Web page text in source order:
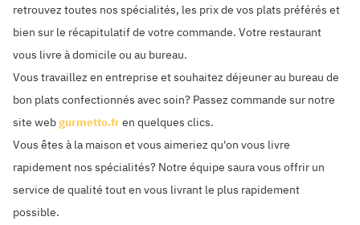
retrouvez toutes nos spécialités, les prix de vos plats préférés et
bien sur le récapitulatif de votre commande. Votre restaurant
vous livre à domicile ou au bureau.
Vous travaillez en entreprise et souhaitez déjeuner au bureau de
bon plats confectionnés avec soin? Passez commande sur notre
site webgurmetto.fren quelques clics.
Vous êtes à la maison et vous aimeriez qu'on vous livre
rapidement nos spécialités? Notre équipe saura vous offrir un
service de qualité tout en vous livrant le plus rapidement
possible.